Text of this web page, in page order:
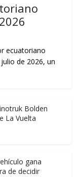
ecuatoriano
de 2026, un
Bolden
La Vuelta
gana
de decidir